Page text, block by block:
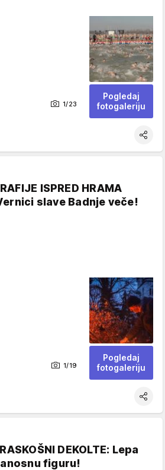
1/23
Pogledaj
fotogaleriju
ISPRED HRAMA
slave Badnje veče!
1/19
Pogledaj
fotogaleriju
DEKOLTE: Lepa
figuru!